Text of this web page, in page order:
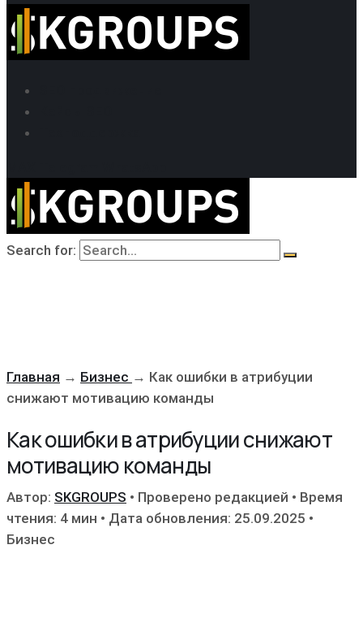
Search for:
Главная → Бизнес → Как ошибки в атрибуции
снижают мотивацию команды
Как ошибки в атрибуции снижают
мотивацию команды
Автор: SKGROUPS • Проверено редакцией • Время
чтения: 4 мин • Дата обновления: 25.09.2025 •
Бизнес